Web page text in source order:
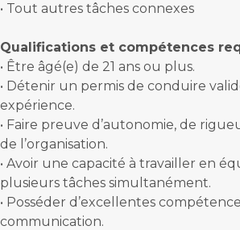
• Tout autres tâches connexes
Qualifications et compétences
• Être âgé(e) de 21 ans ou plus.
• Détenir un permis de conduire
expérience.
• Faire preuve d’autonomie, de
de l’organisation.
• Avoir une capacité à travailler en
plusieurs tâches simultanément.
• Posséder d’excellentes
communication.